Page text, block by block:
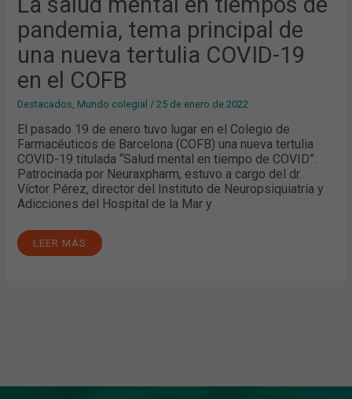
pandemia, tema principal de
una nueva tertulia COVID-19
en el COFB
Destacados, Mundo colegial /25 de enero de 2022
El pasado 19 de enero tuvo lugar en el Colegio de
Farmacéuticos de Barcelona (COFB) una nueva tertulia
COVID-19 titulada “Salud mental en tiempo de COVID”.
Patrocinada por Neuraxpharm, estuvo a cargo del dr.
Víctor Pérez, director del Instituto de Neuropsiquiatría y
Adicciones del Hospital de la Mar y
LEER MÁS